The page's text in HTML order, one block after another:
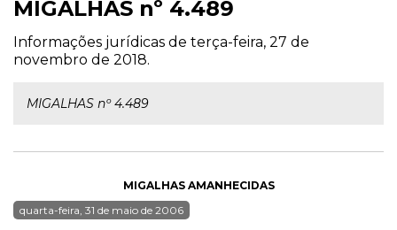
MIGALHAS nº 4.489
Informações jurídicas de terça-feira, 27 de
novembro de 2018.
MIGALHAS nº 4.489
MIGALHAS AMANHECIDAS
quarta-feira, 31 de maio de 2006